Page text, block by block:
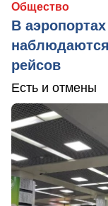
Общество
В
рейсов
Есть и отмены